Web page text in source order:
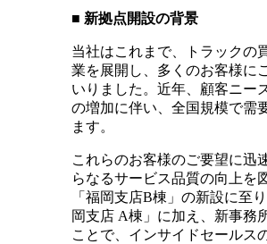
■ 新拠点開設の背景
当社はこれまで、トラックの
業を展開し、多くのお客様に
いりました。近年、顧客ニー
の増加に伴い、全国規模で需
ます。
これらのお客様のご要望に迅
らなるサービス品質の向上を
「福岡支店B棟」の新設に至
岡支店 A棟」に加え、新事務
ことで、インサイドセールス